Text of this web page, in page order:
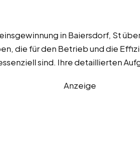
in Baiersdorf, St
die für den Betrieb und die
sind. Ihre detaillierten
Anzeige